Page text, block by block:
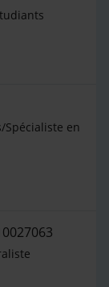
Spécialiste en